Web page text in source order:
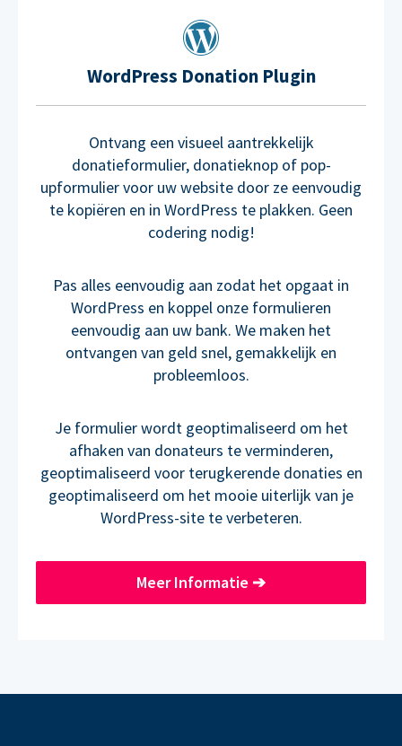
WordPress Donation Plugin
Ontvang een visueel aantrekkelijk
donatieformulier, donatieknop of pop-
upformulier voor uw website door ze eenvoudig
te kopiëren en in WordPress te plakken. Geen
codering nodig!
Pas alles eenvoudig aan zodat het opgaat in
WordPress en koppel onze formulieren
eenvoudig aan uw bank. We maken het
ontvangen van geld snel, gemakkelijk en
probleemloos.
Je formulier wordt geoptimaliseerd om het
afhaken van donateurs te verminderen,
geoptimaliseerd voor terugkerende donaties en
geoptimaliseerd om het mooie uiterlijk van je
WordPress-site te verbeteren.
Meer Informatie ➔